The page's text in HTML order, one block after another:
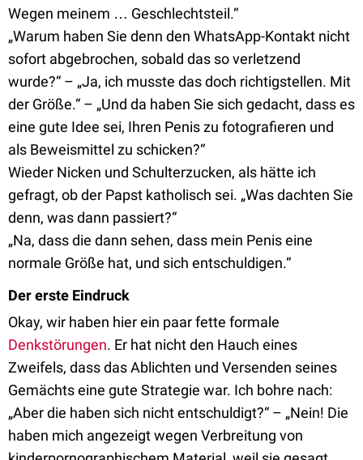
Wegen meinem … Geschlechtsteil.“
„Warum haben Sie denn den WhatsApp-Kontakt nicht
sofort abgebrochen, sobald das so verletzend
wurde?“ – „Ja, ich musste das doch richtigstellen. Mit
der Größe.“ – „Und da haben Sie sich gedacht, dass es
eine gute Idee sei, Ihren Penis zu fotografieren und
als Beweismittel zu schicken?“
Wieder Nicken und Schulterzucken, als hätte ich
gefragt, ob der Papst katholisch sei. „Was dachten Sie
denn, was dann passiert?“
„Na, dass die dann sehen, dass mein Penis eine
normale Größe hat, und sich entschuldigen.“
Der erste Eindruck
Okay, wir haben hier ein paar fette formale
Denkstörungen. Er hat nicht den Hauch eines
Zweifels, dass das Ablichten und Versenden seines
Gemächts eine gute Strategie war. Ich bohre nach:
„Aber die haben sich nicht entschuldigt?“ – „Nein! Die
haben mich angezeigt wegen Verbreitung von